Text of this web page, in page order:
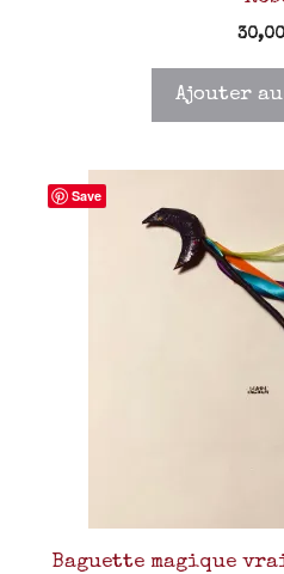
30,00
Ajouter
Save
Baguette magique